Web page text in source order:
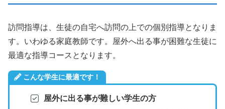
訪問指導は、生徒の自宅へ訪問の上での個別指導となりま
す。いわゆる家庭教師です。屋外へ出る事が困難な生徒に
最適な指導コースとなります。
こんな学生に最適です！
屋外に出る事が難しい学生の方